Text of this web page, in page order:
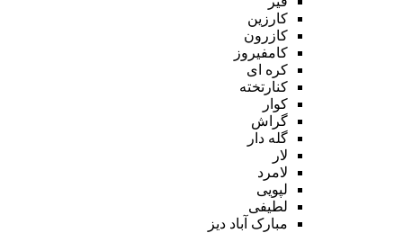
کارزین
کازرون
کامفیروز
کره ای
کنارتخته
کوار
گراش
گله دار
لار
لامرد
لپویی
لطیفی
مبارک آباد دیز